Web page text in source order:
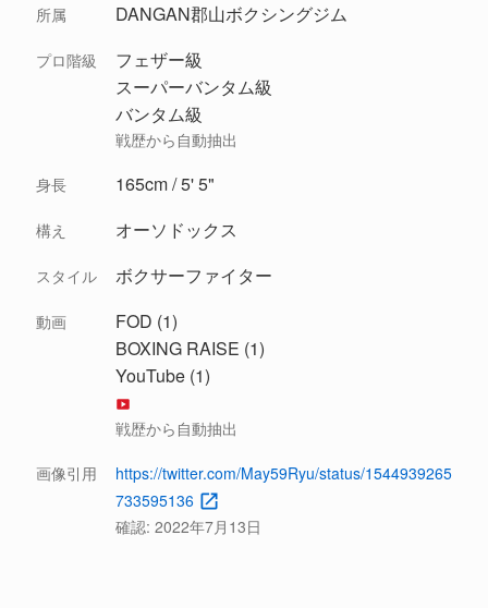
所属 DANGAN郡山ボクシングジム
プロ階級
フェザー級
スーパーバンタム級
バンタム級
戦歴から自動抽出
身長 165cm / 5' 5"
構え オーソドックス
スタイル ボクサーファイター
動画
FOD (1)
BOXING RAISE (1)
YouTube (1)
戦歴から自動抽出
画像引用
https://twitter.com/May59Ryu/status/1544939265
733595136
確認: 2022年7月13日